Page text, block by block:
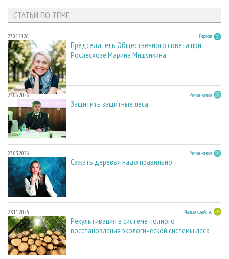
СТАТЬИ ПО ТЕМЕ
27.05.2026 Персона
Председатель Общественного совета при
Рослесхозе Марина Мишункина
23.03.2026 Регион номера
Защитить защитные леса
23.03.2026 Регион номера
Сажать деревья надо правильно
28.11.2025 Лесное хозяйство
Рекультивация в системе полного
восстановления экологической системы леса